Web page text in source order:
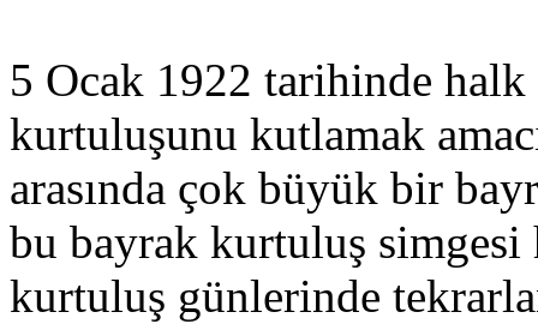
5 Ocak 1922 tarihinde halk
kurtuluşunu kutlamak
arasında çok büyük bir
bu bayrak kurtuluş
kurtuluş günlerinde